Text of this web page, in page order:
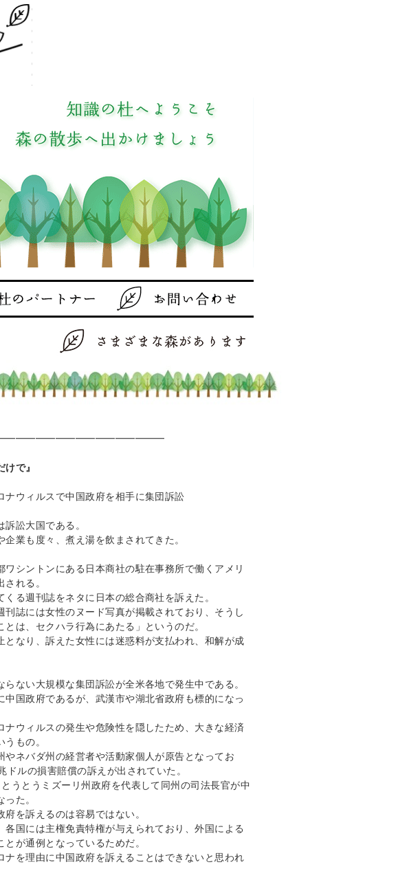
はここだけで』
ナウィルスで中国政府を相手に集団訴訟
訟大国である。
企業も度々、煮え湯を飲まされてきた。
ワシントンにある日本商社の駐在事務所で働くアメリ
れる。
る週刊誌をネタに日本の総合商社を訴えた。
刊誌には女性のヌード写真が掲載されており、そうし
は、セクハラ行為にあたる」というのだ。
となり、訴えた女性には迷惑料が支払われ、和解が成
ない大規模な集団訴訟が全米各地で発生中である。
中国政府であるが、武漢市や湖北省政府も標的になっ
ナウィルスの発生や危険性を隠したため、大きな経済
もの。
やネバダ州の経営者や活動家個人が原告となってお
ドルの損害賠償の訴えが出されていた。
うとうミズーリ州政府を代表して同州の司法長官が中
た。
を訴えるのは容易ではない。
各国には主権免責特権が与えられており、外国による
が通例となっているためだ。
ナを理由に中国政府を訴えることはできないと思われ